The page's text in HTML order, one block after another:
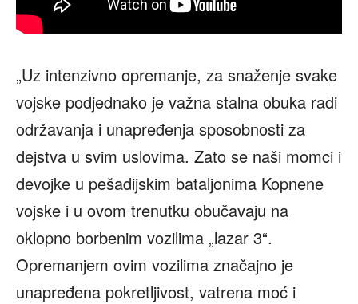
„Uz intenzivno opremanje, za snaženje svake
vojske podjednako je važna stalna obuka radi
održavanja i unapređenja sposobnosti za
dejstva u svim uslovima. Zato se naši momci i
devojke u pešadijskim bataljonima Kopnene
vojske i u ovom trenutku obučavaju na
oklopno borbenim vozilima „lazar 3“.
Opremanjem ovim vozilima značajno je
unapređena pokretljivost, vatrena moć i